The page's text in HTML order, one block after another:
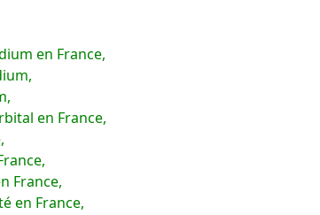
en France,
en France,
France,
en France,